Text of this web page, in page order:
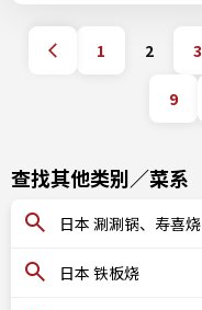
1 2 3
9
查找其他类别／菜系
日本 涮涮锅、寿喜烧
日本 铁板烧